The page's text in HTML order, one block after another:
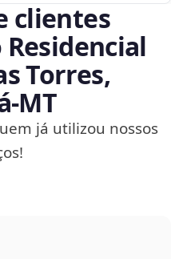
clientes
Torres,
já utilizou nossos